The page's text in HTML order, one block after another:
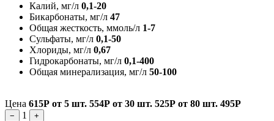
Калий, мг/л 0,1-20
Бикарбонаты, мг/л 47
Общая жесткость, ммоль/л 1-7
Сульфаты, мг/л 0,1-50
Хлориды, мг/л 0,67
Гидрокарбонаты, мг/л 0,1-400
Общая минерализация, мг/л 50-100
Цена 615Р от 5 шт. 554Р от 30 шт. 525Р от 80 шт. 495Р
− 1 +